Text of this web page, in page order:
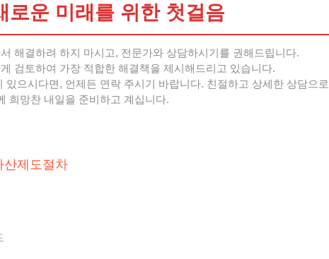
로운 미래를 위한 첫걸음
해결하려 하지 마시고, 전문가와 상담하시기를 권해드립니다.
검토하여 가장 적합한 해결책을 제시해드리고 있습니다.
있으시다면, 언제든 연락 주시기 바랍니다. 친절하고 상세한 상담으
희망찬 내일을 준비하고 계십니다.
산제도절차